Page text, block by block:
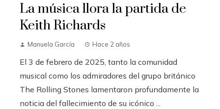
La música llora la partida de
Keith Richards
Manuela García Hace 2 años
El 3 de febrero de 2025, tanto la comunidad
musical como los admiradores del grupo británico
The Rolling Stones lamentaron profundamente la
noticia del fallecimiento de su icónico ...